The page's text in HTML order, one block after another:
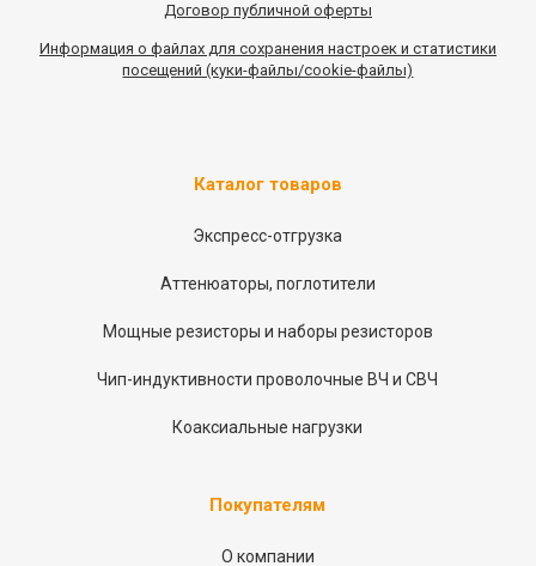
Договор публичной оферты
Информация о файлах для сохранения настроек и статистики
посещений (куки-файлы/cookie-файлы)
Каталог товаров
Экспресс-отгрузка
Аттенюаторы, поглотители
Мощные резисторы и наборы резисторов
Чип-индуктивности проволочные ВЧ и СВЧ
Коаксиальные нагрузки
Покупателям
О компании